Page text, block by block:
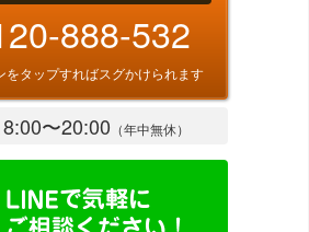
888-532
をタップすればスグかけられます
8:00〜20:00 （年中無休）